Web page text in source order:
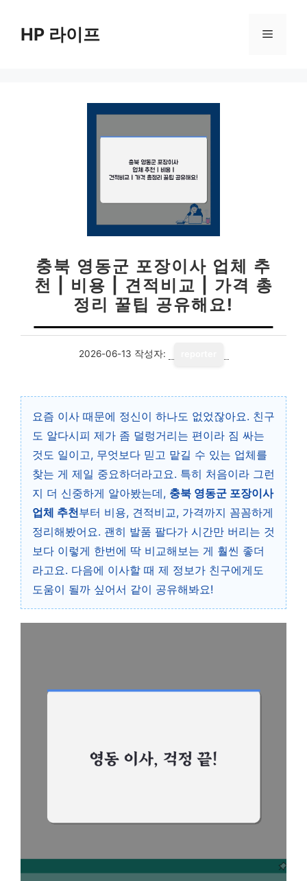
HP 라이프 메
충북 영동군 포장이사 업체 추
천 | 비용 | 견적비교 | 가격 총
정리 꿀팁 공유해요!
2026-06-13 작성자:
요즘 이사 때문에 정신이 하나도 없었잖아요. 친구
도 알다시피 제가 좀 덜렁거리는 편이라 짐 싸는
것도 일이고, 무엇보다 믿고 맡길 수 있는 업체를
찾는 게 제일 중요하더라고요. 특히 처음이라 그런
지 더 신중하게 알아봤는데, 충북 영동군 포장이사
업체 추천부터 비용, 견적비교, 가격까지 꼼꼼하게
정리해봤어요. 괜히 발품 팔다가 시간만 버리는 것
보다 이렇게 한번에 딱 비교해보는 게 훨씬 좋더
라고요. 다음에 이사할 때 제 정보가 친구에게도
도움이 될까 싶어서 같이 공유해봐요!